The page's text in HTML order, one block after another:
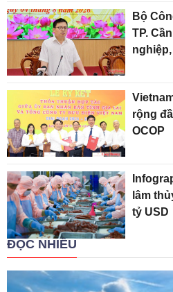
Bộ
TP.
rộng
OCOP
lâm
tỷ USD
ĐỌC NHIỀU